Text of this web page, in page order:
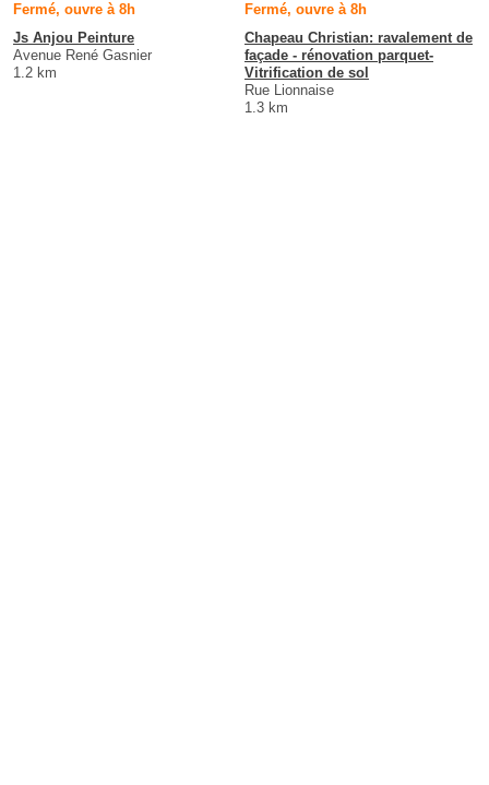
Fermé, ouvre à 8h
Fermé, ouvre à 8h
Js Anjou Peinture
Avenue René Gasnier
1.2 km
Chapeau Christian: ravalement de
façade - rénovation parquet-
Vitrification de sol
Rue Lionnaise
1.3 km